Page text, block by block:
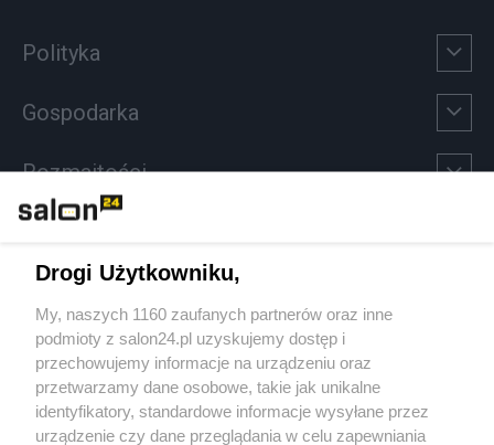
Polityka
Gospodarka
Rozmaitości
Sport
Społeczeństwo
Kultura
Drogi Użytkowniku,
My, naszych 1160 zaufanych partnerów oraz inne
podmioty z salon24.pl uzyskujemy dostęp i
przechowujemy informacje na urządzeniu oraz
przetwarzamy dane osobowe, takie jak unikalne
identyfikatory, standardowe informacje wysyłane przez
urządzenie czy dane przeglądania w celu zapewniania